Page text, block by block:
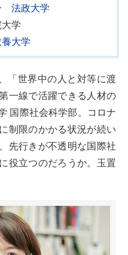
法政大学
学
大学
「世界中の人と対等に渡
一線で活躍できる人材の
国際社会科学部。コロナ
制限のかかる状況が続い
先行きが不透明な国際社
役立つのだろうか。玉置